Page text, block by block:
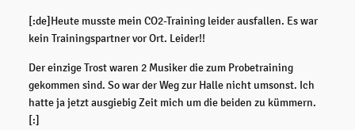
[:de]Heute musste mein CO2-Training leider ausfallen. Es war
kein Trainingspartner vor Ort. Leider!!
Der einzige Trost waren 2 Musiker die zum Probetraining
gekommen sind. So war der Weg zur Halle nicht umsonst. Ich
hatte ja jetzt ausgiebig Zeit mich um die beiden zu kümmern.
[:]